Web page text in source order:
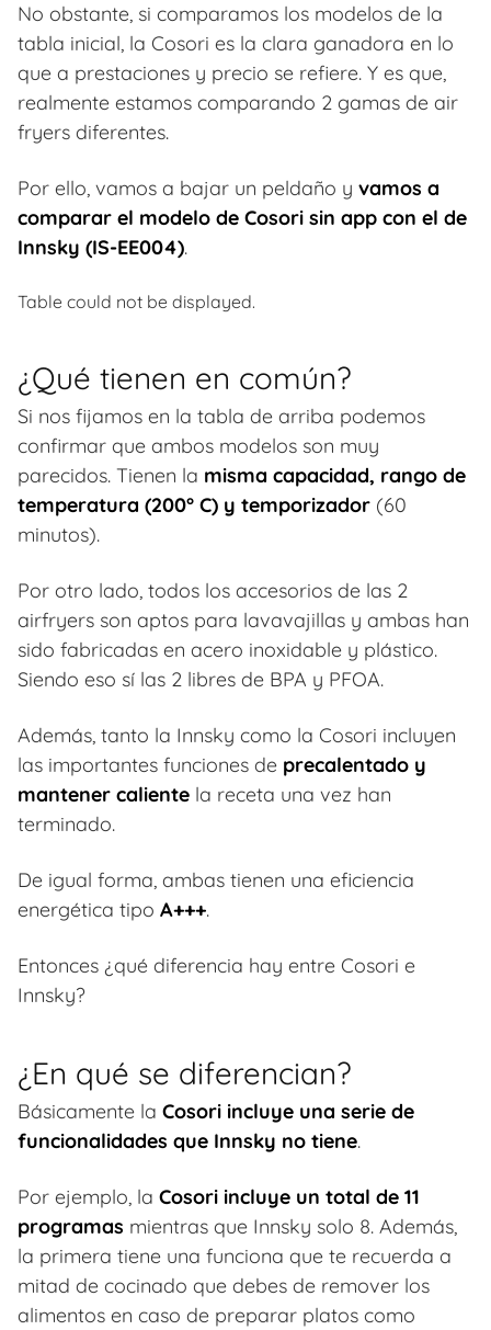
No obstante, si comparamos los modelos de la
tabla inicial, la Cosori es la clara ganadora en lo
que a prestaciones y precio se refiere. Y es que,
realmente estamos comparando 2 gamas de air
fryers diferentes.
Por ello, vamos a bajar un peldaño y vamos a
comparar el modelo de Cosori sin app con el de
Innsky (IS-EE004).
Table could not be displayed.
¿Qué tienen en común?
Si nos fijamos en la tabla de arriba podemos
confirmar que ambos modelos son muy
parecidos. Tienen la misma capacidad, rango de
temperatura (200° C) y temporizador (60
minutos).
Por otro lado, todos los accesorios de las 2
airfryers son aptos para lavavajillas y ambas han
sido fabricadas en acero inoxidable y plástico.
Siendo eso sí las 2 libres de BPA y PFOA.
Además, tanto la Innsky como la Cosori incluyen
las importantes funciones de precalentado y
mantener caliente la receta una vez han
terminado.
De igual forma, ambas tienen una eficiencia
energética tipo A+++.
Entonces ¿qué diferencia hay entre Cosori e
Innsky?
¿En qué se diferencian?
Básicamente la Cosori incluye una serie de
funcionalidades que Innsky no tiene.
Por ejemplo, la Cosori incluye un total de 11
programas mientras que Innsky solo 8. Además,
la primera tiene una funciona que te recuerda a
mitad de cocinado que debes de remover los
alimentos en caso de preparar platos como